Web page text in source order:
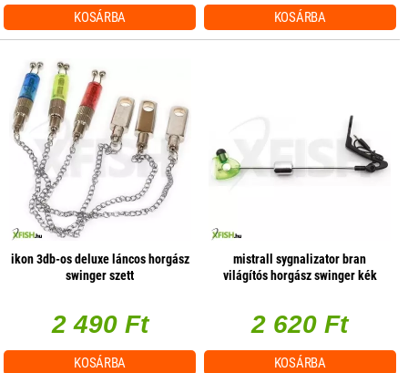
KOSÁRBA KOSÁRBA
ikon 3db-os deluxe láncos horgász
swinger szett
2 490 Ft
KOSÁRBA
mistrall sygnalizator bran
világítós horgász swinger kék
2 620 Ft
KOSÁRBA